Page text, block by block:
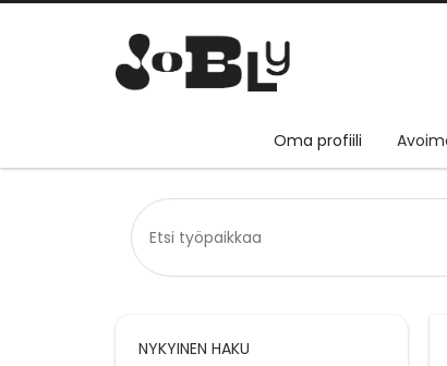
Oma profiili
NYKYINEN HAKU